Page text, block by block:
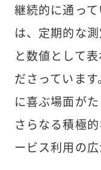
継続的に通っ
は、定期的な
と数値として
ださっていま
に喜ぶ場面が
さらなる積極
ービス利用の